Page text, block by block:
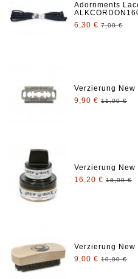
Adornments
6,30 € 7,00 €
Verzierung New
9,90 € 11,00 €
Verzierung New
16,20 € 18,00 €
Verzierung New
9,00 € 10,00 €